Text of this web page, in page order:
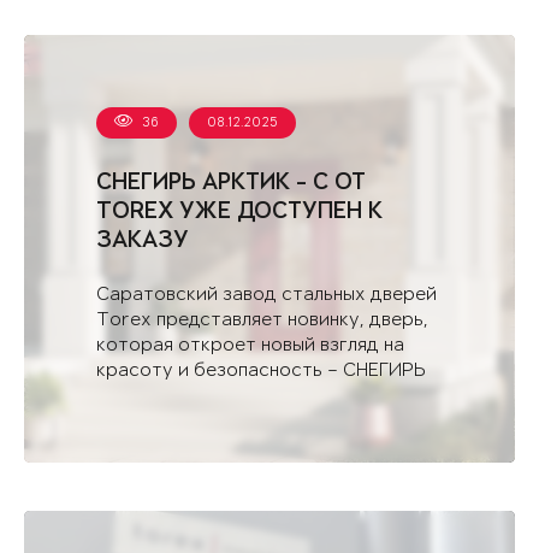
СНЕГИРЬ АРКТИК - С ОТ
TOREX УЖЕ ДОСТУПЕН К
ЗАКАЗУ
36 08.12.2025
Саратовский завод стальных дверей
Torex представляет новинку, дверь,
которая откроет новый взгляд на
красоту и безопасность – СНЕГИРЬ